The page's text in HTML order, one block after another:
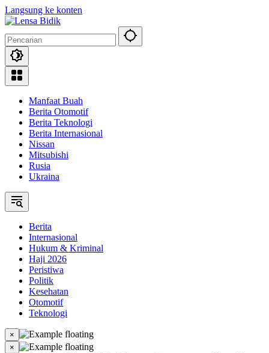
Langsung ke konten
Manfaat Buah
Berita Otomotif
Berita Teknologi
Berita Internasional
Nissan
Mitsubishi
Rusia
Ukraina
Berita
Internasional
Hukum & Kriminal
Haji 2026
Peristiwa
Politik
Kesehatan
Otomotif
Teknologi
×
×